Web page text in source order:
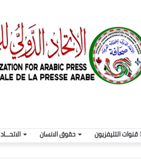
الاتحـــاد حقوق الانسان قنوات التليفزيون